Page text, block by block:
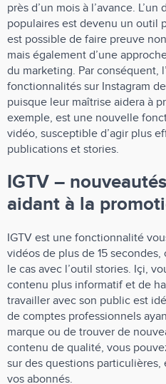
près d’un mois à l’avance.
populaires est devenu un outil
est possible de faire preuve
mais également d’une
du marketing. Par conséquent,
fonctionnalités sur Instagram
puisque leur maîtrise aidera à
exemple, est une nouvelle
vidéo, susceptible d’agir plus
publications et stories.
IGTV –
aidant à la
IGTV est une fonctionnalité
vidéos de plus de 15
le cas avec l’outil stories. Içi,
contenu plus informatif et de
travailler avec son public est
de comptes professionnels
marque ou de trouver de
contenu de qualité, vous
sur des questions
vos abonnés.